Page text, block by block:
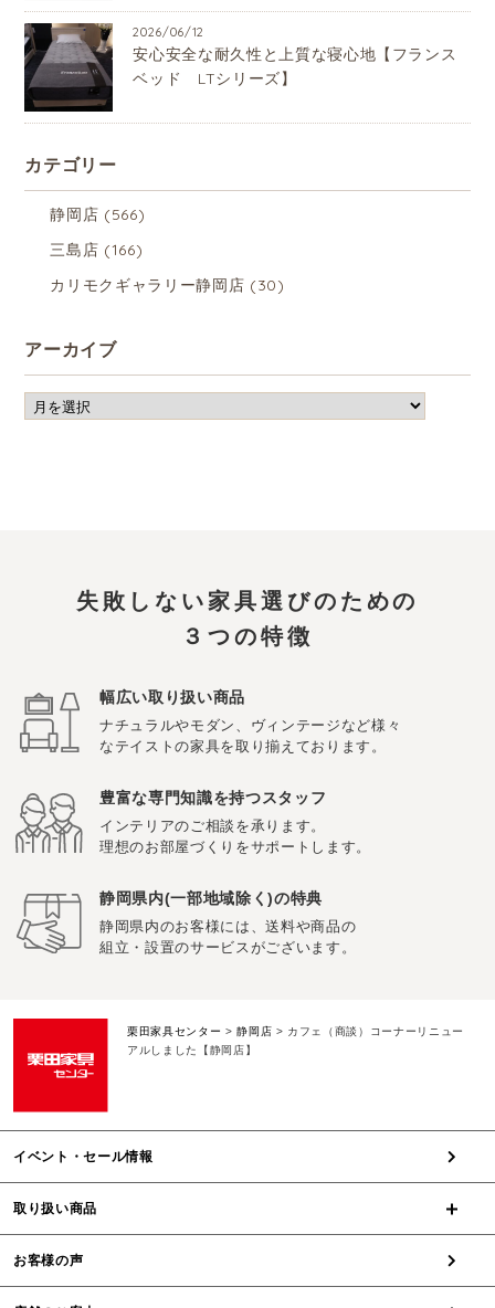
2026/06/12
安心安全な耐久性と上質な寝心地【フランス
ベッド LTシリーズ】
カテゴリー
静岡店 (566)
三島店 (166)
カリモクギャラリー静岡店 (30)
アーカイブ
失敗しない家具選びのための
３つの特徴
幅広い取り扱い商品
ナチュラルやモダン、ヴィンテージなど様々
なテイストの家具を取り揃えております。
豊富な専門知識を持つスタッフ
インテリアのご相談を承ります。
理想のお部屋づくりをサポートします。
静岡県内(一部地域除く)の特典
静岡県内のお客様には、送料や商品の
組立・設置のサービスがございます。
栗田家具センター >静岡店 > カフェ（商談）コーナーリニュー
アルしました【静岡店】
イベント・セール情報
取り扱い商品
お客様の声